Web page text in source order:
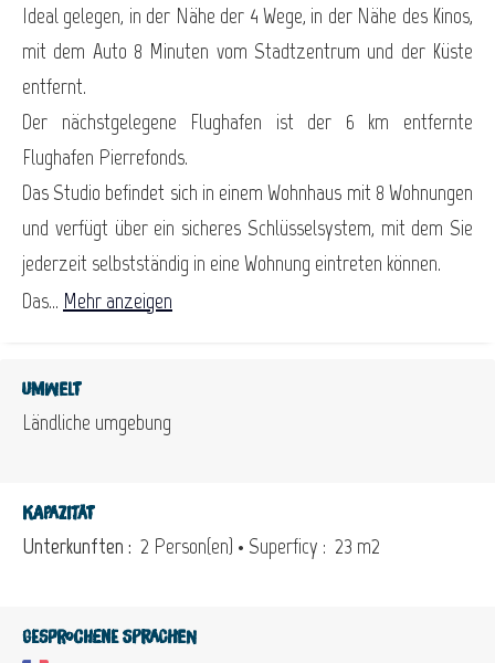
Ideal gelegen, in der Nähe der 4 Wege, in der Nähe des Kinos,
mit dem Auto 8 Minuten vom Stadtzentrum und der Küste
entfernt.
Der nächstgelegene Flughafen ist der 6 km entfernte
Flughafen Pierrefonds.
Das Studio befindet sich in einem Wohnhaus mit 8 Wohnungen
und verfügt über ein sicheres Schlüsselsystem, mit dem Sie
jederzeit selbstständig in eine Wohnung eintreten können.
Das... Mehr anzeigen
Umwelt
Ländliche umgebung
Kapazität
Unterkunften : 2 Person(en) • Superficy : 23 m2
Gesprochene Sprachen